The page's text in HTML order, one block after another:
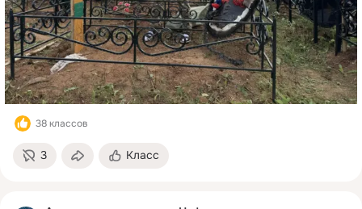
38 классов
3 Класс